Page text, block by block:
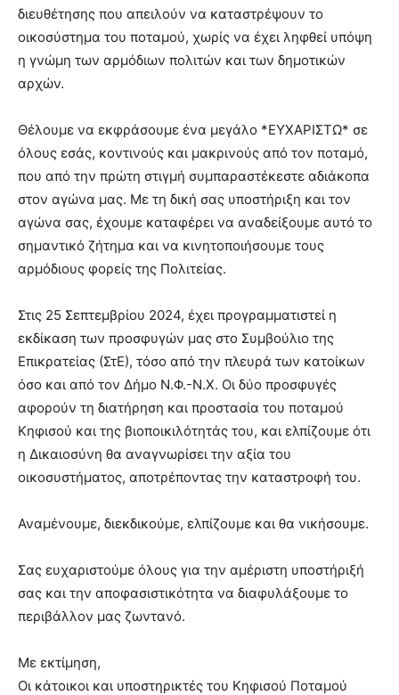
διευθέτησης που απειλούν να καταστρέψουν το
οικοσύστημα του ποταμού, χωρίς να έχει ληφθεί υπόψη
η γνώμη των αρμόδιων πολιτών και των δημοτικών
αρχών.
Θέλουμε να εκφράσουμε ένα μεγάλο *EΥΧΑΡΙΣΤΩ* σε
όλους εσάς, κοντινούς και μακρινούς από τον ποταμό,
που από την πρώτη στιγμή συμπαραστέκεστε αδιάκοπα
στον αγώνα μας. Με τη δική σας υποστήριξη και τον
αγώνα σας, έχουμε καταφέρει να αναδείξουμε αυτό το
σημαντικό ζήτημα και να κινητοποιήσουμε τους
αρμόδιους φορείς της Πολιτείας.
Στις 25 Σεπτεμβρίου 2024, έχει προγραμματιστεί η
εκδίκαση των προσφυγών μας στο Συμβούλιο της
Επικρατείας (ΣτΕ), τόσο από την πλευρά των κατοίκων
όσο και από τον Δήμο Ν.Φ.-Ν.Χ. Οι δύο προσφυγές
αφορούν τη διατήρηση και προστασία του ποταμού
Κηφισού και της βιοποικιλότητάς του, και ελπίζουμε ότι
η Δικαιοσύνη θα αναγνωρίσει την αξία του
οικοσυστήματος, αποτρέποντας την καταστροφή του.
Αναμένουμε, διεκδικούμε, ελπίζουμε και θα νικήσουμε.
Σας ευχαριστούμε όλους για την αμέριστη υποστήριξή
σας και την αποφασιστικότητα να διαφυλάξουμε το
περιβάλλον μας ζωντανό.
Με εκτίμηση,
Οι κάτοικοι και υποστηρικτές του Κηφισού Ποταμού